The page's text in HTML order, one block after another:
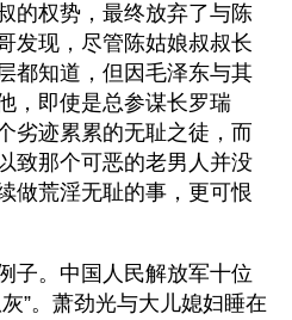
的权势，最终放弃了与陈
发现，尽管陈姑娘叔叔长
都知道，但因毛泽东与其
，即使是总参谋长罗瑞
劣迹累累的无耻之徒，而
致那个可恶的老男人并没
做荒淫无耻的事，更可恨
子。中国人民解放军十位
”。萧劲光与大儿媳妇睡在